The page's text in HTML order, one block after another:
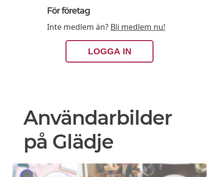
För företag
Inte medlem än? Bli medlem nu!
LOGGA IN
Användarbilder
på Glädje